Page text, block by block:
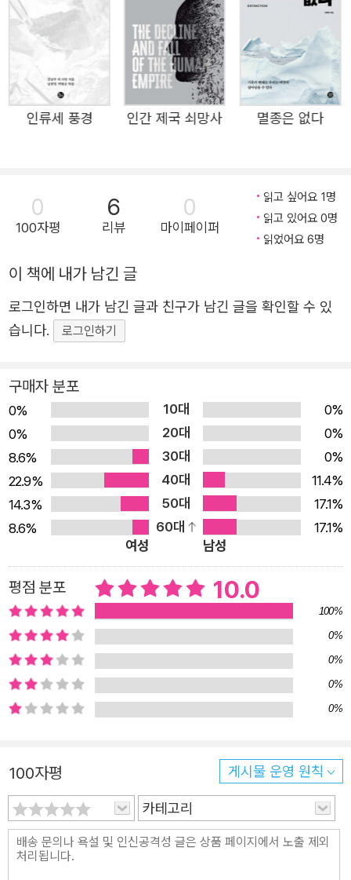
스마트 세대’를 만들고, 이는 기후 위기라는 인류 공통의 문
제를 해결할 열쇠가 될 것이다. 과연 우리는 저자의 희망대
로 ‘기후 위기를 극복한 세대’로 후세에 기억될 수 있을까?
이 책은 그 첫 번째 스텝이다. 지구의 기록을 쫓아가는 여정
『지구 관찰자의 기후 노트』는 총 네 가지 이야기로 구성되어
있다. 현 상황을 진단하는 ‘자연에 기록된 기후 변화’에서 출
개념처럼만 보이는 ‘기후 변화’를 구체적인 사례와 데이터를
통해 이해할 수 있도록 돕는다. 저자가 한편의 이야기처럼
풀어내는 기후 위기 이야기는 앞으로도 지구에서 살아가야
할 우리에게 일종의 참고서가 되어준다. 첫 번째 이야기 ‘자
달라진 지구 평균 온도의 흐름을 신뢰할 만한 관측 자료로
제시한다. 이어서 그 문제의 원인이 ‘탄소’가 대기 중에 너무
만들어주던 탄소가 어떻게 인류 문명을 위협하게 됐는지를
추적하다 보면, 문제의 원인은 ‘우리’에게 있다는 사실을 깨
닫게 된다. 두 번째 이야기 ‘과학이 기록하는 법’에서는 우주
개발로만 알려진 NASA가 기후 위기의 최전선에서 지구를
관찰하고 있음을 소개한다. NASA는 20개가 넘는 지구 관
측 위성을 통해 실시간으로 지구 환경의 변화를 기록하며 기
후 변화 연구의 핵심 자료들을 만들고 있다. 또한 이러한 관
측 자료를 바탕으로 기후 변화 예측 모델을 만들어, 우리가
행동하지 않는다면 미래의 지구가 어떤 모습이 될지를 전망
한다. 세 번째 이야기 ‘기록의 확장’에서는 기후와 인간의 삶
이 어떻게 긴밀하게 연결되어 있는지를 보여준다. 지구 곳곳
의 날씨와 환경이 서로 영향을 주고받는 텔레커넥션 현상에
서 출발해, 기후 위기가 단순한 현상을 넘어 경제와 정책, 그
리고 우리의 일상에 영향을 미치고 있다는 사실을 드러낸다.
기후 변화가 식량 공급망은 물론 전기 생산과 같은 필수 자
들고 있음을 강조한다. 네 번째 이야기 ‘미래를 향한 기록’에
서는 기후 위기에 맞서는 인류의 노력을 조명한다. 탄소 배
출량 감축과 탄소 흡수량 증가는 물론, 에너지 생산 구조의
근본적 변화, 탄소 포집 기술의 개발 및 상용화 등 다양한 노
력이 진행되고 있음을 알려준다. 궁극적으로 기후 위기를 극
인류세 풍경 인간 제국 쇠망사 멸종은 없다
0
100자평
6
리뷰
0
마이페이퍼
읽고 싶어요 1명
읽고 있어요 0명
읽었어요 6명
이 책에 내가 남긴 글
로그인하면 내가 남긴 글과 친구가 남긴 글을 확인할 수 있
습니다.
로그인하기
구매자 분포
0% 10대
0%
0%
20대
0%
8.6%
30대
0%
22.9%
40대
11.4%
14.3%
50대
17.1%
8.6%
60대 17.1%
여성 남성
평점 분포 10.0
100%
0%
0%
0%
0%
100자평 게시물 운영 원칙
카테고리